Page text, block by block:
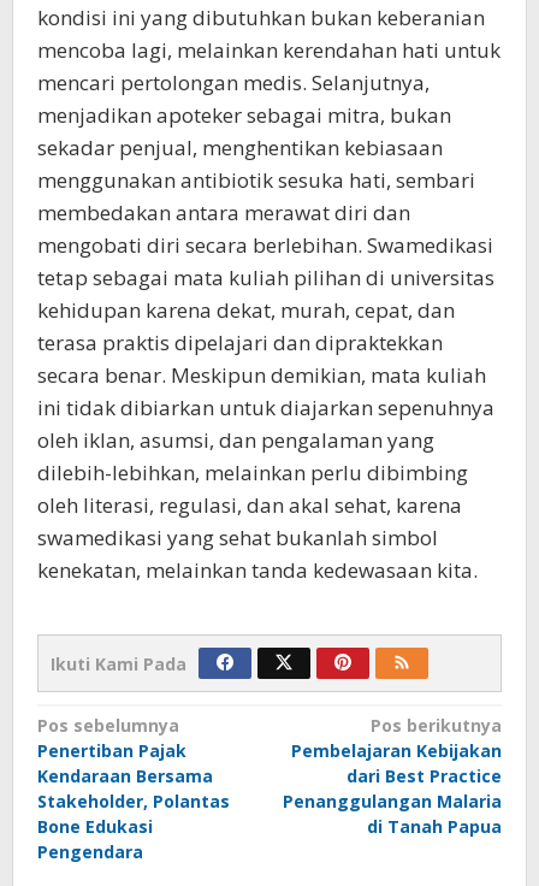
kondisi ini yang dibutuhkan bukan keberanian
mencoba lagi, melainkan kerendahan hati untuk
mencari pertolongan medis. Selanjutnya,
menjadikan apoteker sebagai mitra, bukan
sekadar penjual, menghentikan kebiasaan
menggunakan antibiotik sesuka hati, sembari
membedakan antara merawat diri dan
mengobati diri secara berlebihan. Swamedikasi
tetap sebagai mata kuliah pilihan di universitas
kehidupan karena dekat, murah, cepat, dan
terasa praktis dipelajari dan dipraktekkan
secara benar. Meskipun demikian, mata kuliah
ini tidak dibiarkan untuk diajarkan sepenuhnya
oleh iklan, asumsi, dan pengalaman yang
dilebih-lebihkan, melainkan perlu dibimbing
oleh literasi, regulasi, dan akal sehat, karena
swamedikasi yang sehat bukanlah simbol
kenekatan, melainkan tanda kedewasaan kita.
Ikuti Kami Pada
Navigasi
pos
Pos sebelumnya
Penertiban Pajak
Kendaraan Bersama
Stakeholder, Polantas
Bone Edukasi
Pengendara
Pos berikutnya
Pembelajaran Kebijakan
dari Best Practice
Penanggulangan Malaria
di Tanah Papua